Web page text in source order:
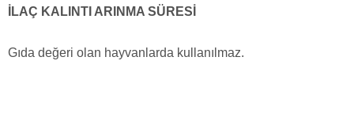
İLAÇ KALINTI ARINMA SÜRESİ
Gıda değeri olan hayvanlarda kullanılmaz.